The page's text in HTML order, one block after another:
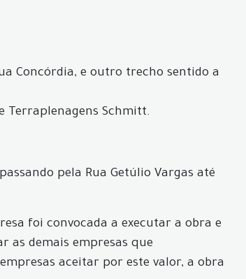
Concórdia, e outro trecho sentido a
Terraplenagens Schmitt.
pela Rua Getúlio Vargas até
foi convocada a executar a obra e
as demais empresas que
aceitar por este valor, a obra